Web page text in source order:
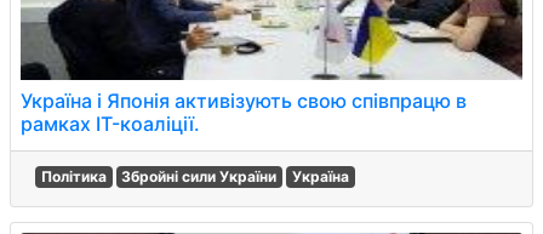
Україна і Японія активізують свою співпрацю в
рамках IT-коаліції.
Політика Збройні сили України Україна